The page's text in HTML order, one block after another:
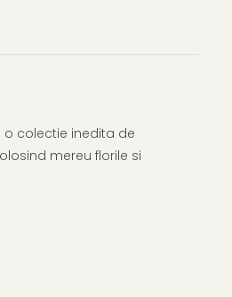
colectie inedita de
mereu florile si